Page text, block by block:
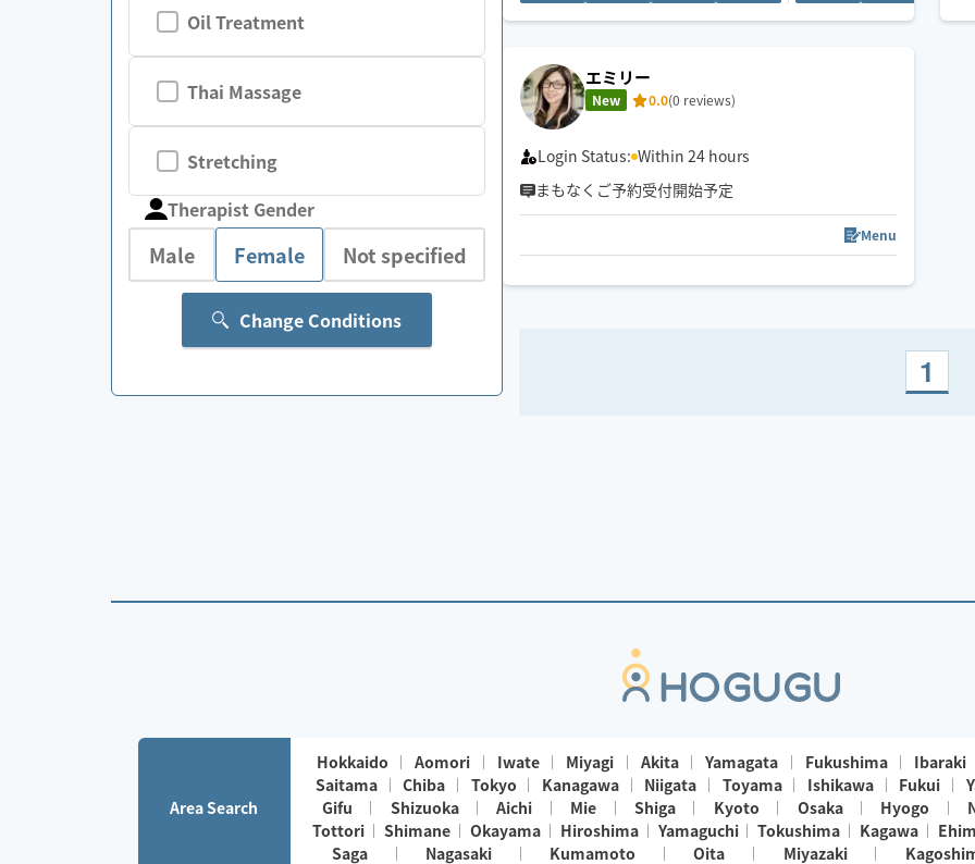
Oil Treatment
Thai Massage
Stretching
Therapist Gender
Male Female Not specified
Change Conditions
よろしくお願いいたします☘️
エミリー
New 0.0(0 reviews)
Login Status: Within 24 hours
まもなくご予約受付開始予定
Menu
1
Area Search
Hokkaido Aomori Iwate Miyagi Akita Yamagata Fukushima Ibaraki
Saitama
Chiba Tokyo Kanagawa Niigata Toyama Ishikawa Fukui
Gifu
Shizuoka Aichi Mie Shiga Kyoto Osaka Hyogo
Tottori
Shimane Okayama Hiroshima Yamaguchi Tokushima Kagawa
Saga
Nagasaki Kumamoto Oita Miyazaki